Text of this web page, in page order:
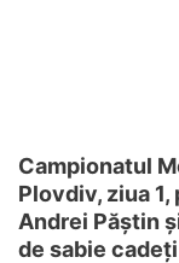
Campionatul
Plovdiv, ziua
Andrei Păștin
de sabie